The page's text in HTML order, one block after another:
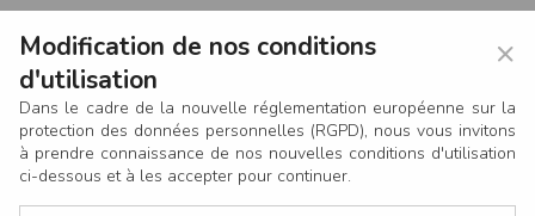
×
Modification de nos conditions
d'utilisation
Dans le cadre de la nouvelle réglementation européenne sur la
protection des données personnelles (RGPD), nous vous invitons
à prendre connaissance de nos nouvelles conditions d'utilisation
ci-dessous et à les accepter pour continuer.